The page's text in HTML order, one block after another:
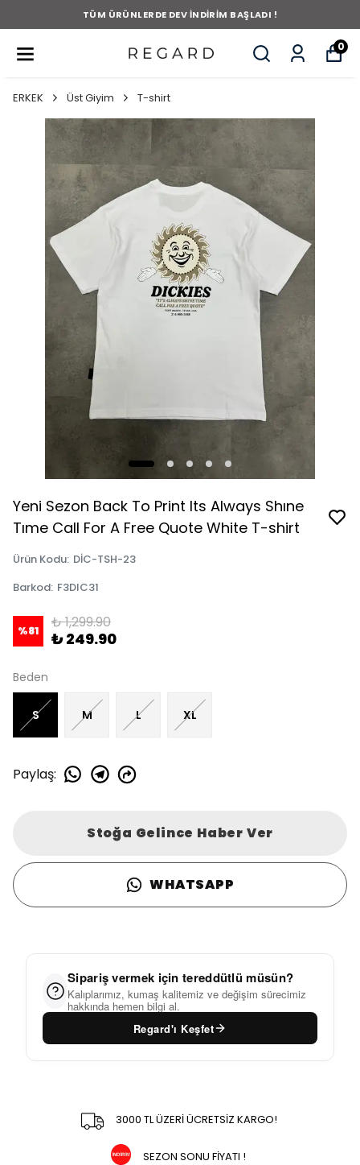
TÜM ÜRÜNLERDE DEV İNDİRİM BAŞLADI !
0
ERKEK Üst Giyim T-shirt
Yeni Sezon Back To Print Its Always Shıne
Tıme Call For A Free Quote White T-shirt
Ürün Kodu: DİC-TSH-23
Barkod: F3DIC31
%81 ₺ 1,299.90
₺ 249.90
Beden
S M L XL
Paylaş:
Stoğa Gelince Haber Ver
WHATSAPP
Sipariş vermek için tereddütlü müsün?
Kalıplarımız, kumaş kalitemiz ve değişim sürecimiz
hakkında hemen bilgi al.
Regard'ı Keşfet
3000 TL ÜZERİ ÜCRETSİZ KARGO!
SEZON SONU FİYATI !